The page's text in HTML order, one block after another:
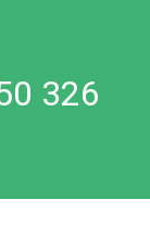
326